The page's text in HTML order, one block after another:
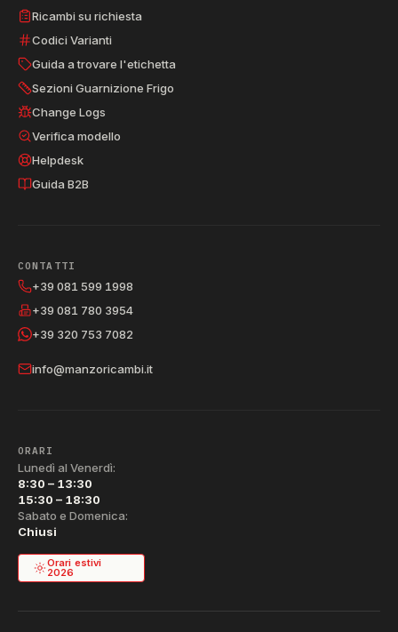
Ricambi su richiesta
Codici Varianti
Guida a trovare l'etichetta
Sezioni Guarnizione Frigo
Change Logs
Verifica modello
Helpdesk
Guida B2B
CONTATTI
+39 081 599 1998
+39 081 780 3954
+39 320 753 7082
info@manzoricambi.it
ORARI
Lunedì al Venerdì:
8:30 – 13:30
15:30 – 18:30
Sabato e Domenica:
Chiusi
Orari estivi
2026